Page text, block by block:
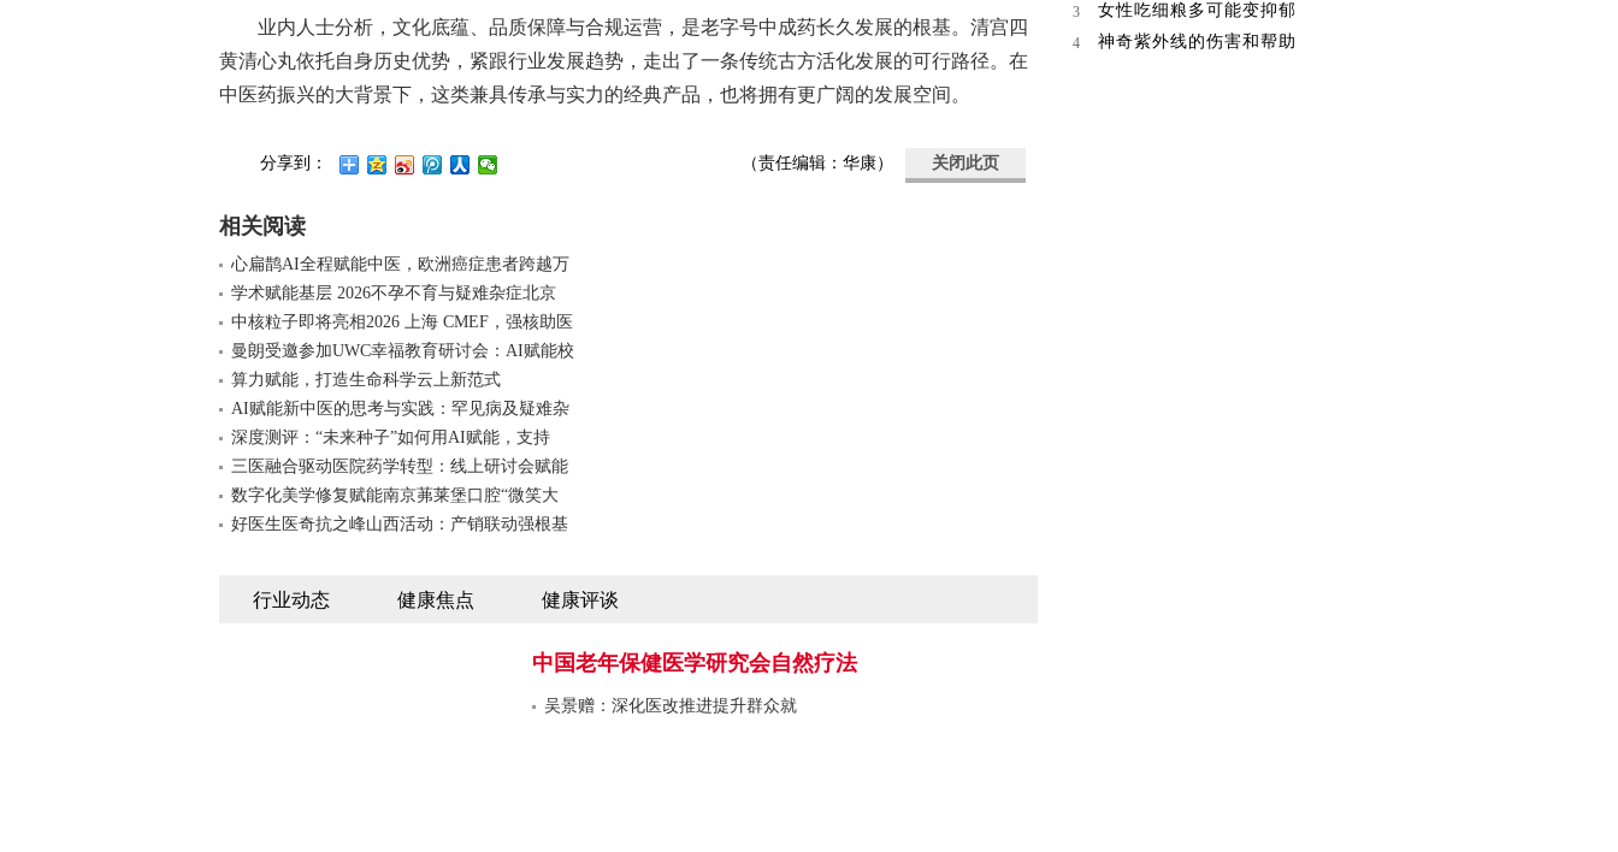
业内人士分析，文化底蕴、品质保障与合规运营，是老字号中成药长久发展的根基。清宫四
黄清心丸依托自身历史优势，紧跟行业发展趋势，走出了一条传统古方活化发展的可行路径。在
中医药振兴的大背景下，这类兼具传承与实力的经典产品，也将拥有更广阔的发展空间。
分享到： 关闭此页
（责任编辑：华康）
相关阅读
心扁鹊AI全程赋能中医，欧洲癌症患者跨越万
学术赋能基层 2026不孕不育与疑难杂症北京
中核粒子即将亮相2026 上海 CMEF，强核助医
曼朗受邀参加UWC幸福教育研讨会：AI赋能校
算力赋能，打造生命科学云上新范式
AI赋能新中医的思考与实践：罕见病及疑难杂
深度测评：“未来种子”如何用AI赋能，支持
三医融合驱动医院药学转型：线上研讨会赋能
数字化美学修复赋能南京茀莱堡口腔“微笑大
好医生医奇抗之峰山西活动：产销联动强根基
行业动态 健康焦点 健康评谈
中国老年保健医学研究会自然疗法
吴景赠：深化医改推进提升群众就
3 女性吃细粮多可能变抑郁
4 神奇紫外线的伤害和帮助